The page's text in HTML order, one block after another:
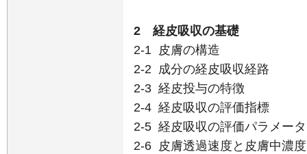
​2 経皮吸収の基礎
2-1 皮膚の構造
2-2 成分の経皮吸収経路
2-3 経皮投与の特徴
2-4 経皮吸収の評価指標
2-5 経皮吸収の評価パラメータ
2-6 皮膚透過速度と皮膚中濃度